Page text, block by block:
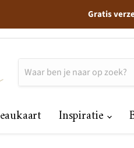
Gratis
Inspiratie